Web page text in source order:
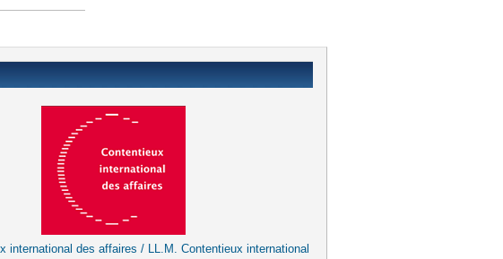
international des affaires / LL.M. Contentieux international